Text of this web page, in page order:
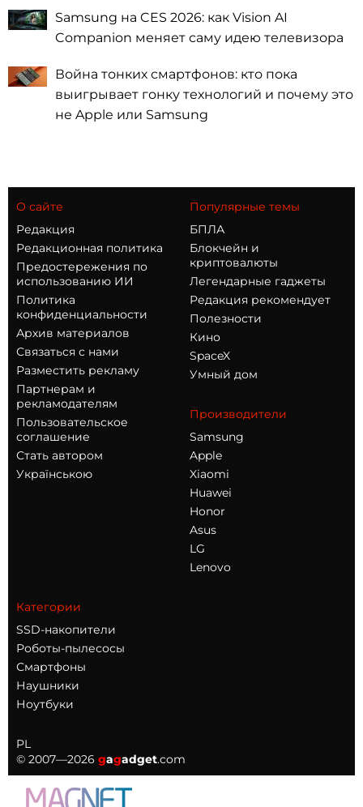
Samsung на CES 2026: как Vision AI
Companion меняет саму идею телевизора
Война тонких смартфонов: кто пока
выигрывает гонку технологий и почему это
не Apple или Samsung
О сайте
Редакция
Редакционная политика
Предостережения по
использованию ИИ
Политика
конфиденциальности
Архив материалов
Связаться с нами
Разместить рекламу
Партнерам и
рекламодателям
Пользовательское
соглашение
Стать автором
Українською
Популярные темы
БПЛА
Блокчейн и
криптовалюты
Легендарные гаджеты
Редакция рекомендует
Полезности
Кино
SpaceX
Умный дом
Производители
Samsung
Apple
Xiaomi
Huawei
Honor
Asus
LG
Lenovo
Категории
SSD-накопители
Роботы-пылесосы
Смартфоны
Наушники
Ноутбуки
PL
© 2007—2026 gagadget.com